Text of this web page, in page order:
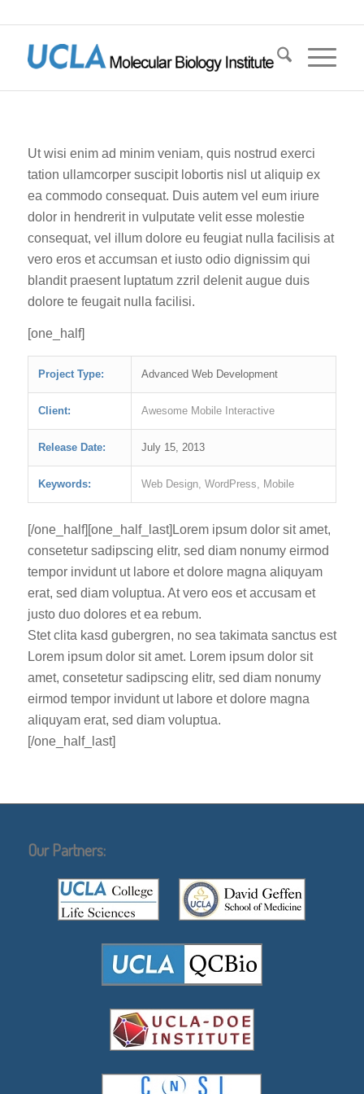
Ut wisi enim ad minim veniam, quis nostrud exerci
tation ullamcorper suscipit lobortis nisl ut aliquip ex
ea commodo consequat. Duis autem vel eum iriure
dolor in hendrerit in vulputate velit esse molestie
consequat, vel illum dolore eu feugiat nulla facilisis at
vero eros et accumsan et iusto odio dignissim qui
blandit praesent luptatum zzril delenit augue duis
dolore te feugait nulla facilisi.
[one_half]
Project Type: Advanced Web Development
Client: Awesome Mobile Interactive
Release Date: July 15, 2013
Keywords: Web Design, WordPress, Mobile
[/one_half][one_half_last]Lorem ipsum dolor sit amet,
consetetur sadipscing elitr, sed diam nonumy eirmod
tempor invidunt ut labore et dolore magna aliquyam
erat, sed diam voluptua. At vero eos et accusam et
justo duo dolores et ea rebum.
Stet clita kasd gubergren, no sea takimata sanctus est
Lorem ipsum dolor sit amet. Lorem ipsum dolor sit
amet, consetetur sadipscing elitr, sed diam nonumy
eirmod tempor invidunt ut labore et dolore magna
aliquyam erat, sed diam voluptua.
[/one_half_last]
Our Partners: